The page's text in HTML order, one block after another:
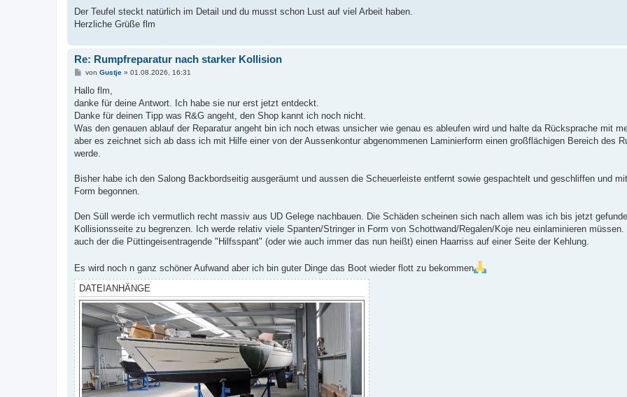
Der Teufel steckt natürlich im Detail und du musst schon Lust auf viel Arbeit haben.
Herzliche Grüße flm
Re: Rumpfreparatur nach starker Kollision
B
i
r
a
von Gustje» 01.08.2026, 16:31
Hallo flm,
danke für deine Antwort. Ich habe sie nur erst jetzt entdeckt.
Danke für deinen Tipp was R&G angeht, den Shop kannt ich noch nicht.
Was den genauen ablauf der Reparatur angeht bin ich noch etwas unsicher wie genau es ableufen wird und halte da Rücksprache mit
aber es zeichnet sich ab dass ich mit Hilfe einer von der Aussenkontur abgenommenen Laminierform einen großflächigen Bereich des
werde.
Bisher habe ich den Salong Backbordseitig ausgeräumt und aussen die Scheuerleiste entfernt sowie gespachtelt und geschliffen und
Form begonnen.
Den Süll werde ich vermutlich recht massiv aus UD Gelege nachbauen. Die Schäden scheinen sich nach allem was ich bis jetzt
Kollisionsseite zu begrenzen. Ich werde relativ viele Spanten/Stringer in Form von Schottwand/Regalen/Koje neu einlaminieren müssen.
auch der die Püttingeisentragende "Hilfsspant" (oder wie auch immer das nun heißt) einen Haarriss auf einer Seite der Kehlung.
Es wird noch n ganz schöner Aufwand aber ich bin guter Dinge das Boot wieder flott zu bekommen
DATEIANHÄNGE